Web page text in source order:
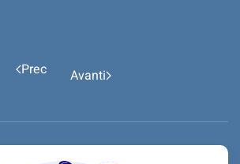
Prec Avanti